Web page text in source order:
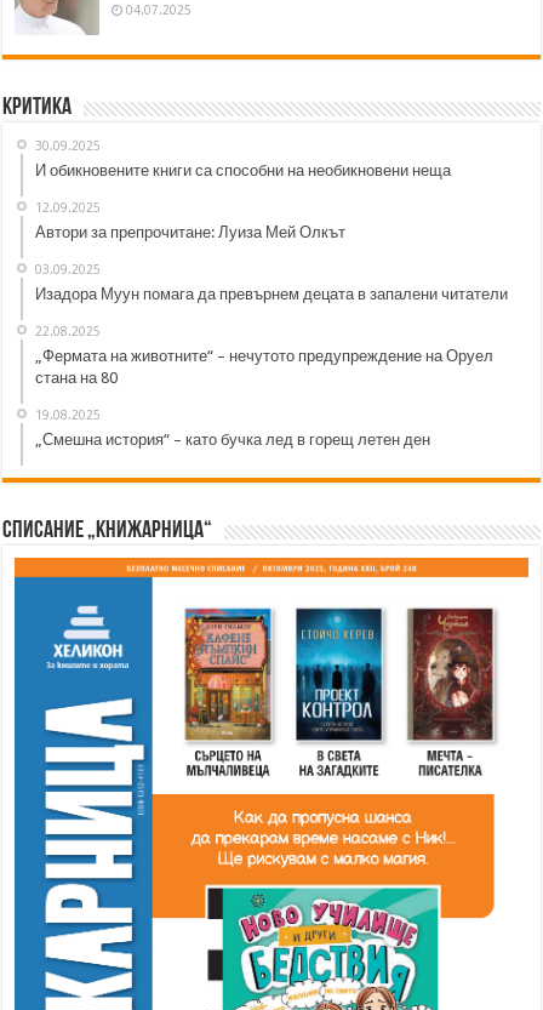
04.07.2025
Критика
30.09.2025
И обикновените книги са способни на необикновени неща
12.09.2025
Автори за препрочитане: Луиза Мей Олкът
03.09.2025
Изадора Муун помага да превърнем децата в запалени читатели
22.08.2025
„Фермата на животните“ – нечутото предупреждение на Оруел
стана на 80
19.08.2025
„Смешна история“ – като бучка лед в горещ летен ден
Списание „Книжарница“